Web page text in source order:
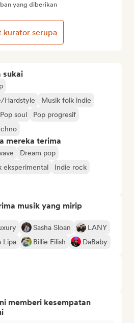
sukai
Hardstyle
Musik folk indie
Pop soul
Pop progresif
mereka terima
Dream pop
eksperimental
Indie rock
musik yang mirip
Sasha Sloan
LANY
Lipa Billie Eilish DaBaby
memberi kesempatan
yang diberikan
kurator serupa